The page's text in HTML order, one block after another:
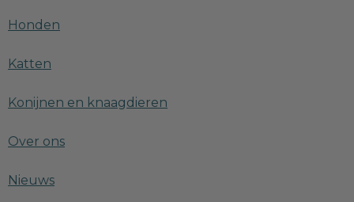
Honden
Katten
Konijnen en knaagdieren
Over ons
Nieuws